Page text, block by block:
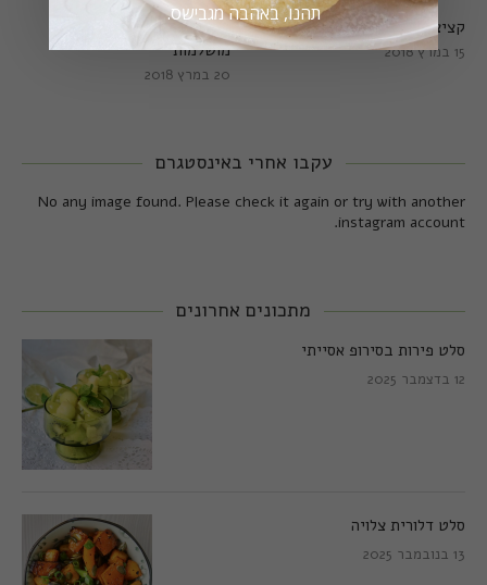
קציצות כרישה טבעוניות
מושלמות
20 במרץ 2018
קציצות כרישה מושלמות
15 במרץ 2018
עקבו אחרי באינסטגרם
No any image found. Please check it again or try with another
instagram account.
מתכונים אחרונים
סלט פירות בסירופ אסייתי
12 בדצמבר 2025
סלט דלורית צלויה
13 בנובמבר 2025
תהנו, באהבה מגבישס.